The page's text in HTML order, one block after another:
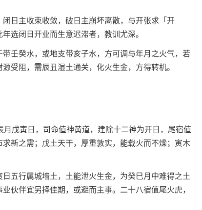
日主收束收敛，破日主崩坏离散，与开张求「开
选闭日开业而生意迟滞者，教训尤深。
壬癸水，或地支带亥子水，方可调与年月之火气，若
受阻，需辰丑湿土通关，化火生金，方得转机。
戊寅日，司命值神黄道，建除十二神为开日，尾宿值
新之需；戊土天干，厚重敦实，能载火而不燥；寅木
五行属城墙土，土能泄火生金，为癸巳月中难得之土
伙伴宜另择佳期，或避而主事。二十八宿值尾火虎，